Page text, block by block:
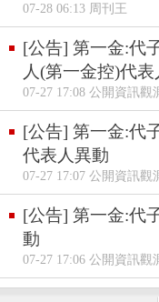
07-28 06:13 周刊王
[公告] 第一金:代
人(第一金控)代
07-27 17:08 公開資訊觀
[公告] 第一金:代
代表人異動
07-27 17:07 公開資訊觀
[公告] 第一金:代
動
07-27 17:06 公開資訊觀